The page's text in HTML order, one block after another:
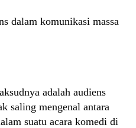
dalam komunikasi massa
adalah audiens
saling mengenal antara
suatu acara komedi di